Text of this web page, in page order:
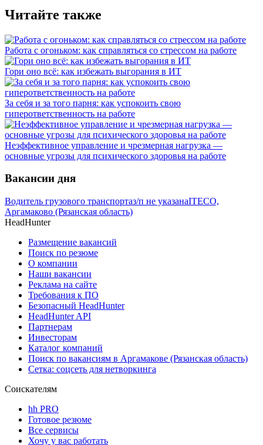
Читайте также
Работа с огоньком: как справляться со стрессом на работе
Гори оно всё: как избежать выгорания в ИТ
За себя и за того парня: как успокоить свою
гиперответственность на работе
Неэффективное управление и чрезмерная нагрузка —
основные угрозы для психического здоровья на работе
Вакансии дня
Водитель грузового транспортаз/п не указанаITECO,
Аргамаково (Рязанская область)
HeadHunter
Размещение вакансий
Поиск по резюме
О компании
Наши вакансии
Реклама на сайте
Требования к ПО
Безопасный HeadHunter
HeadHunter API
Партнерам
Инвесторам
Каталог компаний
Поиск по вакансиям в Аргамакове (Рязанская область)
Сетка: соцсеть для нетворкинга
Соискателям
hh PRO
Готовое резюме
Все сервисы
Хочу у вас работать